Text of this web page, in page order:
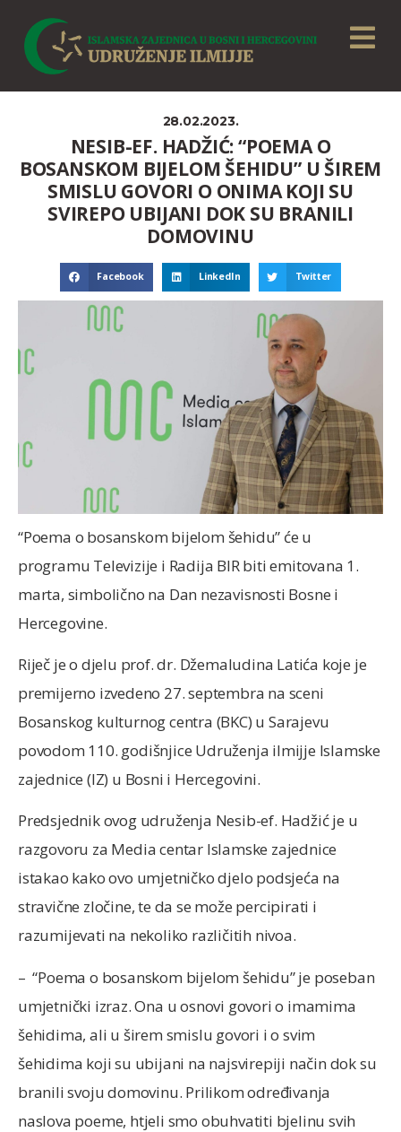
28.02.2023.
NESIB-EF. HADŽIĆ: “POEMA O
BOSANSKOM BIJELOM ŠEHIDU” U ŠIREM
SMISLU GOVORI O ONIMA KOJI SU
SVIREPO UBIJANI DOK SU BRANILI
DOMOVINU
Facebook LinkedIn Twitter
“Poema o bosanskom bijelom šehidu” će u
programu Televizije i Radija BIR biti emitovana 1.
marta, simbolično na Dan nezavisnosti Bosne i
Hercegovine.
Riječ je o djelu prof. dr. Džemaludina Latića koje je
premijerno izvedeno 27. septembra na sceni
Bosanskog kulturnog centra (BKC) u Sarajevu
povodom 110. godišnjice Udruženja ilmijje Islamske
zajednice (IZ) u Bosni i Hercegovini.
Predsjednik ovog udruženja Nesib-ef. Hadžić je u
razgovoru za Media centar Islamske zajednice
istakao kako ovo umjetničko djelo podsjeća na
stravične zločine, te da se može percipirati i
razumijevati na nekoliko različitih nivoa.
– “Poema o bosanskom bijelom šehidu” je poseban
umjetnički izraz. Ona u osnovi govori o imamima
šehidima, ali u širem smislu govori i o svim
šehidima koji su ubijani na najsvirepiji način dok su
branili svoju domovinu. Prilikom određivanja
naslova poeme, htjeli smo obuhvatiti bjelinu svih